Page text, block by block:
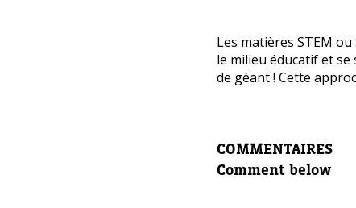
Les matières STEM
le milieu éducatif et
de géant ! Cette
COMMENTAIRES
Comment below